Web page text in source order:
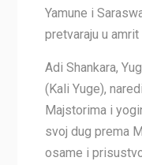
Yamune i
pretvaraju u
Adi Shankara,
(Kali Yuge),
Majstorima i
svoj dug prema
osame i